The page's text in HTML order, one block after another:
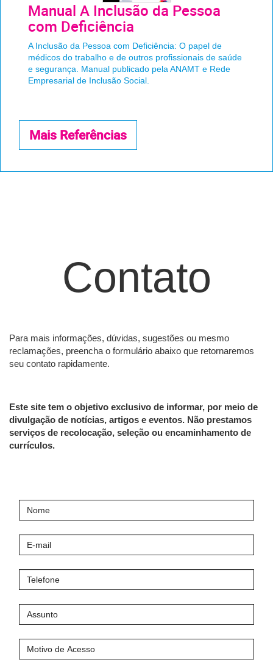
Manual A Inclusão da Pessoa
com Deficiência
A Inclusão da Pessoa com Deficiência: O papel de
médicos do trabalho e de outros profissionais de saúde
e segurança. Manual publicado pela ANAMT e Rede
Empresarial de Inclusão Social.
Mais Referências
Contato
Para mais informações, dúvidas, sugestões ou mesmo
reclamações, preencha o formulário abaixo que retornaremos
seu contato rapidamente.
Este site tem o objetivo exclusivo de informar, por meio de
divulgação de notícias, artigos e eventos. Não prestamos
serviços de recolocação, seleção ou encaminhamento de
currículos.
mail
de
Acesso
Mensagem